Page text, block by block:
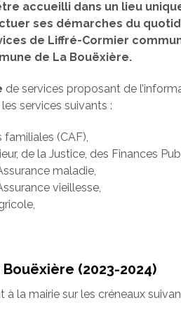
accueilli dans un lieu
ses démarches du
de Liffré-Cormier
de La Bouëxière.
de services proposant de
services suivants :
familiales (CAF),
de la Justice, des Finances
maladie,
vieillesse,
(2023-2024)
la mairie sur les créneaux